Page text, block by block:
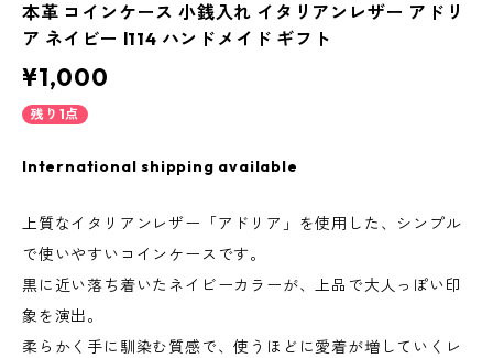
本革 コインケース 小銭入れ イタリアンレザー アドリ
ア ネイビー l114 ハンドメイド ギフト
¥1,000
残り1点
International shipping available
上質なイタリアンレザー「アドリア」を使用した、シンプル
で使いやすいコインケースです。
黒に近い落ち着いたネイビーカラーが、上品で大人っぽい印
象を演出。
柔らかく手に馴染む質感で、使うほどに愛着が増していくレ